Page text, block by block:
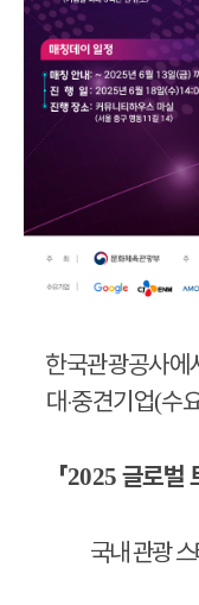
한국관광공사에
대‧중견기업(수
「2025 글로벌
국내 관광